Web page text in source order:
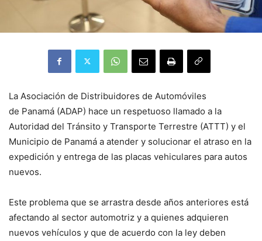
La Asociación de Distribuidores de Automóviles
de Panamá (ADAP) hace un respetuoso llamado a la
Autoridad del Tránsito y Transporte Terrestre (ATTT) y el
Municipio de Panamá a atender y solucionar el atraso en la
expedición y entrega de las placas vehiculares para autos
nuevos.
Este problema que se arrastra desde años anteriores está
afectando al sector automotriz y a quienes adquieren
nuevos vehículos y que de acuerdo con la ley deben